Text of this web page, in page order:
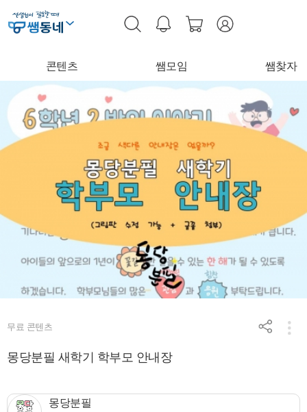
콘텐츠 쌤모임 쌤찾자
무료 콘텐츠
몽당분필 새학기 학부모 안내장
몽당분필